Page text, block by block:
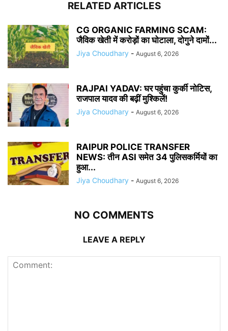
RELATED ARTICLES
CG ORGANIC FARMING SCAM:
जैविक खेती में करोड़ों का घोटाला, दोगुने दामों...
Jiya Choudhary - August 6, 2026
RAJPAl YADAV: घर पहुंचा कुर्की नोटिस,
राजपाल यादव की बढ़ीं मुश्किलें!
Jiya Choudhary - August 6, 2026
RAIPUR POLICE TRANSFER
NEWS: तीन ASI समेत 34 पुलिसकर्मियों का
हुआ...
Jiya Choudhary - August 6, 2026
NO COMMENTS
LEAVE A REPLY